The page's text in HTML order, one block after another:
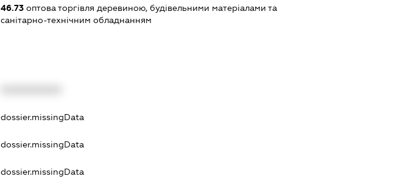
46.73оптова торгівля деревиною, будівельними матеріалами та
санітарно-технічним обладнанням
dossier.missingData
dossier.missingData
dossier.missingData